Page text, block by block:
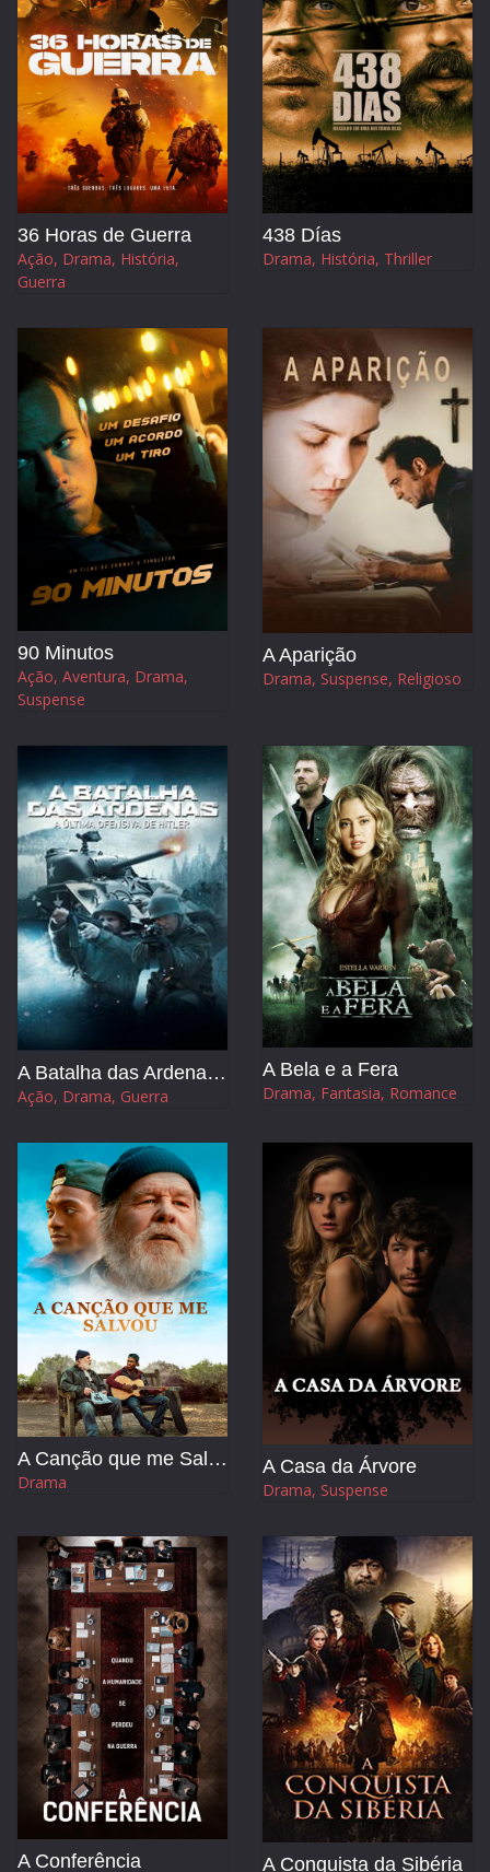
36 Horas de Guerra
Ação, Drama, História,
Guerra
438 Días
Drama, História, Thriller
90 Minutos
Ação, Aventura, Drama,
Suspense
A Aparição
Drama, Suspense, Religioso
A Batalha das Ardenas - A Última Ofensiva de Hitler
Ação, Drama, Guerra
A Bela e a Fera
Drama, Fantasia, Romance
A Canção que me Salvou
Drama
A Casa da Árvore
Drama, Suspense
A Conferência A Conquista da Sibéria